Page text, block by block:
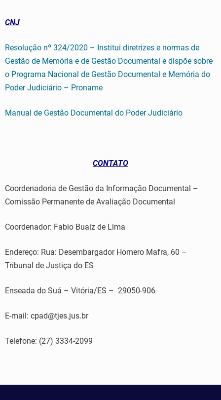
CNJ
Resolução nº 324/2020 – Institui diretrizes e normas de
Gestão de Memória e de Gestão Documental e dispõe sobre
o Programa Nacional de Gestão Documental e Memória do
Poder Judiciário – Proname
Manual de Gestão Documental do Poder Judiciário
CONTATO
Coordenadoria de Gestão da Informação Documental –
Comissão Permanente de Avaliação Documental
Coordenador: Fabio Buaiz de Lima
Endereço: Rua: Desembargador Homero Mafra, 60 –
Tribunal de Justiça do ES
Enseada do Suá – Vitória/ES – 29050-906
E-mail: cpad@tjes.jus.br
Telefone: (27) 3334-2099